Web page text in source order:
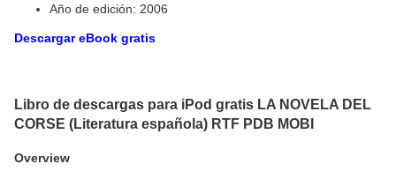
Año de edición: 2006
Descargar eBook gratis
Libro de descargas para iPod gratis LA NOVELA DEL
CORSE (Literatura española) RTF PDB MOBI
Overview